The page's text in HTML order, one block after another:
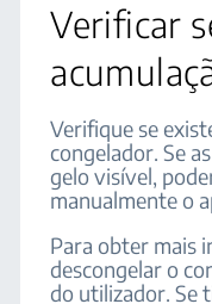
Verificar
Verifique se
congelador. Se
gelo visível,
manualmente o
Para obter mais
descongelar o
do utilizador. Se